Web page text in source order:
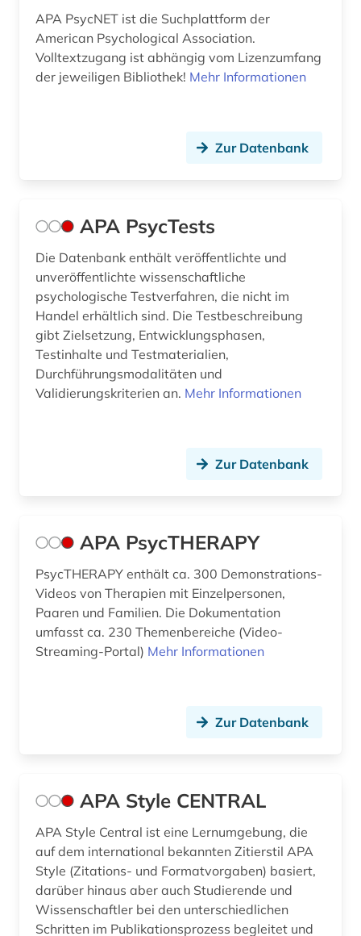
konfliktanalyse (1)
konfliktbewältigung (1)
konfliktfähigkeit (1)
kongressbericht (1)
krankenhaus (1)
krankenhausmanagement (1)
krankenpflege (5)
krankheit (2)
kriminologie (4)
kritische theorie (1)
kulturvergleich (1)
kulturwissenschaften (1)
kunst (3)
kunsttherapie (1)
lebensqualität (1)
lebenswissenschaft (1)
lehrbuch (3)
lehrer (1)
APA PsycNET ist die Suchplattform der
American Psychological Association.
Volltextzugang ist abhängig vom Lizenzumfang
der jeweiligen Bibliothek! Mehr Informationen
Zur Datenbank
APA PsycTests
Die Datenbank enthält veröffentlichte und
unveröffentlichte wissenschaftliche
psychologische Testverfahren, die nicht im
Handel erhältlich sind. Die Testbeschreibung
gibt Zielsetzung, Entwicklungsphasen,
Testinhalte und Testmaterialien,
Durchführungsmodalitäten und
Validierungskriterien an. Mehr Informationen
Zur Datenbank
APA PsycTHERAPY
PsycTHERAPY enthält ca. 300 Demonstrations-
Videos von Therapien mit Einzelpersonen,
Paaren und Familien. Die Dokumentation
umfasst ca. 230 Themenbereiche (Video-
Streaming-Portal) Mehr Informationen
Zur Datenbank
APA Style CENTRAL
APA Style Central ist eine Lernumgebung, die
auf dem international bekannten Zitierstil APA
Style (Zitations- und Formatvorgaben) basiert,
darüber hinaus aber auch Studierende und
Wissenschaftler bei den unterschiedlichen
Schritten im Publikationsprozess begleitet und